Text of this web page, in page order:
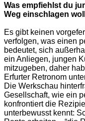
Was empfiehlst du
Weg einschlagen
Es gibt keinen
verfolgen, was einen
bedeutet, sich
ein Anliegen, jungen
mitzugeben, daher
Erfurter Retronom
Die Werkschau
Gesellschaft, wie ein
konfrontiert die
unterbewusst kennt: